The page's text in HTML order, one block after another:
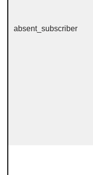
absent_subscriber